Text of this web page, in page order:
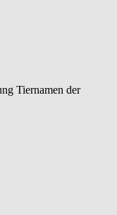
Tiernamen der